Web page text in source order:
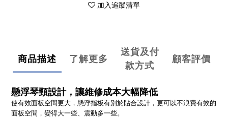
加入追蹤清單
商品描述 了解更多
送貨及付
款方式
顧客評價
懸浮琴頸設計，讓維修成本大幅降低
使有效面板空間更大， 懸浮指板有別於貼合設計，更可以不浪費有效的
面板空間，變得大一些、震動多一些。